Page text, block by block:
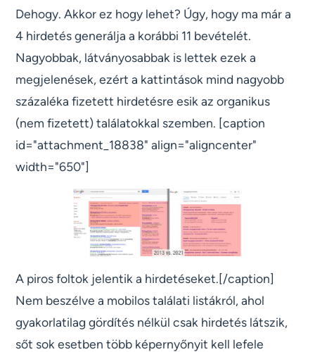
Dehogy. Akkor ez hogy lehet? Úgy, hogy ma már a
4 hirdetés generálja a korábbi 11 bevételét.
Nagyobbak, látványosabbak is lettek ezek a
megjelenések, ezért a kattintások mind nagyobb
százaléka fizetett hirdetésre esik az organikus
(nem fizetett) találatokkal szemben. [caption
id="attachment_18838" align="aligncenter"
width="650"]
A piros foltok jelentik a hirdetéseket.[/caption]
Nem beszélve a mobilos találati listákról, ahol
gyakorlatilag gördítés nélkül csak hirdetés látszik,
sőt sok esetben több képernyőnyit kell lefele